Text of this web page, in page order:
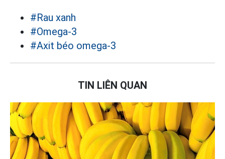
#Rau xanh
#Omega-3
#Axit béo omega-3
TIN LIÊN QUAN